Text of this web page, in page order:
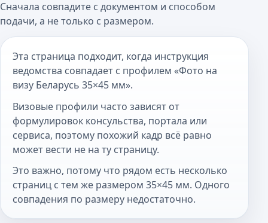
Сначала совпадите с документом и способом
подачи, а не только с размером.
Эта страница подходит, когда инструкция
ведомства совпадает с профилем «Фото на
визу Беларусь 35×45 мм».
Визовые профили часто зависят от
формулировок консульства, портала или
сервиса, поэтому похожий кадр всё равно
может вести не на ту страницу.
Это важно, потому что рядом есть несколько
страниц с тем же размером 35×45 мм. Одного
совпадения по размеру недостаточно.